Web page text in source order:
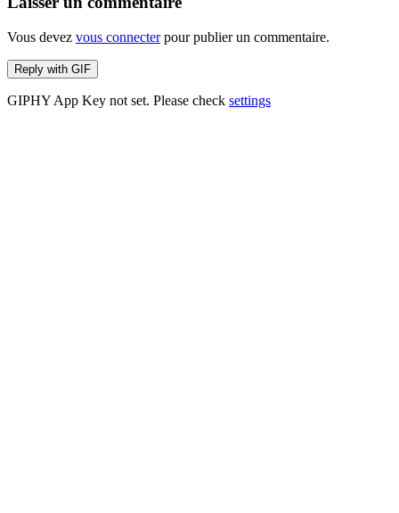
Vous devez vous connecterpour publier un commentaire.
Reply with GIF
GIPHY App Key not set. Please check settings